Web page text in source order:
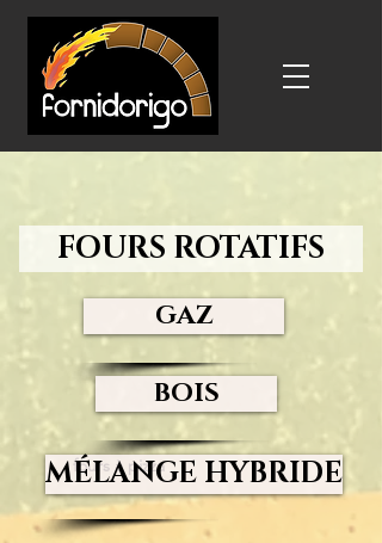
FOURS ROTATIFS
GAZ
BOIS
fours à pizza
MÉLANGE HYBRIDE